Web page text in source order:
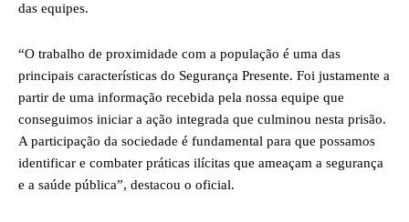
das equipes.
“O trabalho de proximidade com a população é uma das
principais características do Segurança Presente. Foi justamente a
partir de uma informação recebida pela nossa equipe que
conseguimos iniciar a ação integrada que culminou nesta prisão.
A participação da sociedade é fundamental para que possamos
identificar e combater práticas ilícitas que ameaçam a segurança
e a saúde pública”, destacou o oficial.